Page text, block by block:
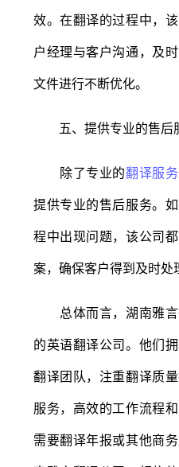
效。在翻译的过程中，
户经理与客户沟通，及
文件进行不断优化。
五、提供专业的售后
除了专业的翻译服务
提供专业的售后服务。
程中出现问题，该公司
案，确保客户得到及时处
总体而言，湖南雅言
的英语翻译公司。他们
翻译团队，注重翻译质
服务，高效的工作流程
需要翻译年报或其他商